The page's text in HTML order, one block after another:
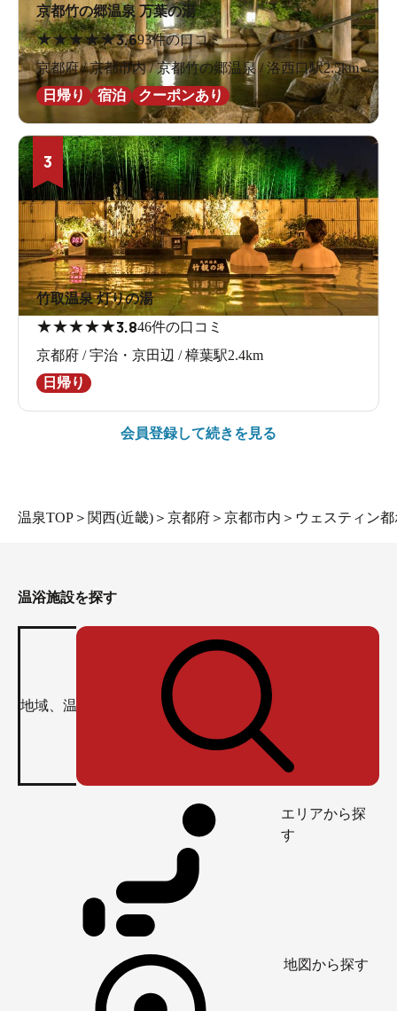
京都竹の郷温泉 万葉の湯
★★★★★3.693件の口コミ
京都府 / 京都市内 / 京都竹の郷温泉 / 洛西口駅2.5km
日帰り
宿泊 クーポンあり
3
竹取温泉 灯りの湯
★★★★★3.846件の口コミ
京都府 / 宇治・京田辺 / 樟葉駅2.4km
日帰り
会員登録して続きを見る
温泉TOP ＞ 関西(近畿) ＞ 京都府 ＞ 京都市内 ＞ ウェスティン
温浴施設を探す
エリアから探
す
地図から探す